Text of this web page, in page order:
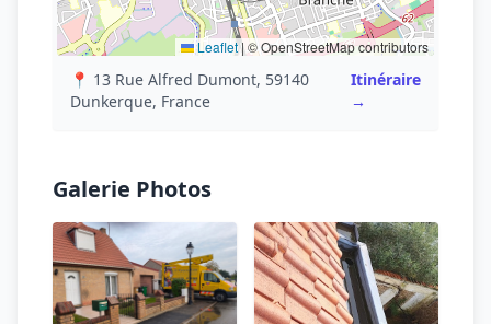
Leaflet|© OpenStreetMap contributors
📍 13 Rue Alfred Dumont, 59140
Dunkerque, France
Itinéraire
→
Galerie Photos